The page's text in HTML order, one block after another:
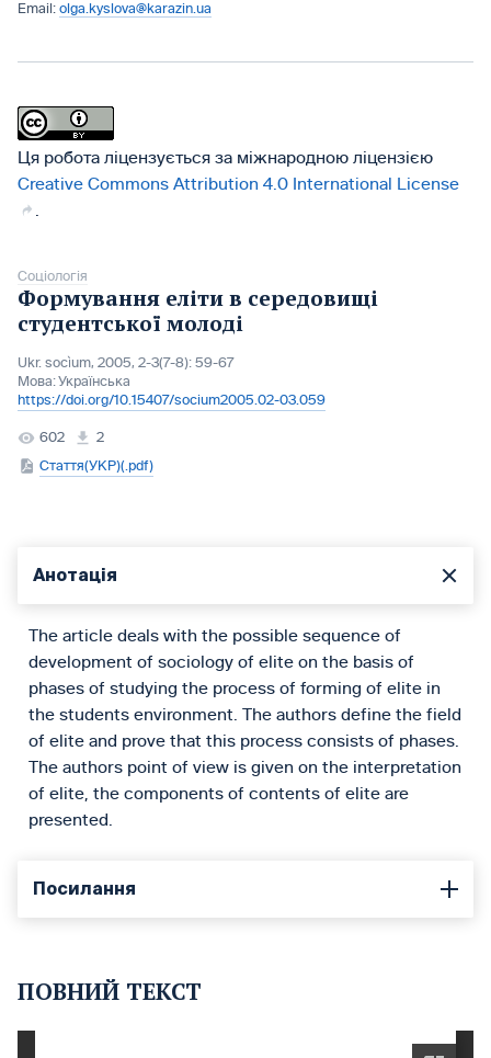
olga.kyslova@karazin.ua
Ця робота ліцензується за міжнародною ліцензією
Creative Commons Attribution 4.0 International License
Соціологія
Формування еліти в середовищі
студентської молоді
Ukr. socìum, 2005, 2-3(7-8): 59-67
Мова:Українська
https://doi.org/10.15407/socium2005.02-03.059
602
2
Стаття(УКР)(.pdf)
Анотація
The article deals with the possible sequence of
development of sociology of elite on the basis of
phases of studying the process of forming of elite in
the students environment. The authors define the field
of elite and prove that this process consists of phases.
The authors point of view is given on the interpretation
of elite, the components of contents of elite are
presented.
Посилання
ПОВНИЙ ТЕКСТ